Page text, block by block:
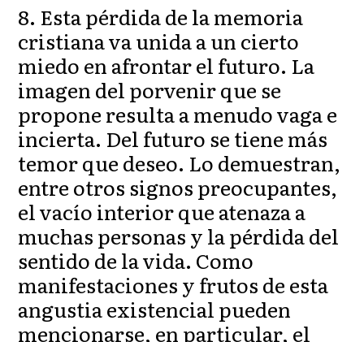
8. Esta pérdida de la memoria
cristiana va unida a un cierto
miedo en afrontar el futuro. La
imagen del porvenir que se
propone resulta a menudo vaga e
incierta. Del futuro se tiene más
temor que deseo. Lo demuestran,
entre otros signos preocupantes,
el vacío interior que atenaza a
muchas personas y la pérdida del
sentido de la vida. Como
manifestaciones y frutos de esta
angustia existencial pueden
mencionarse, en particular, el